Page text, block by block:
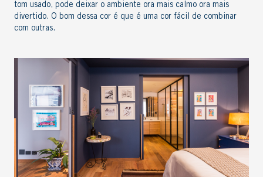
tom usado, pode deixar o ambiente ora mais calmo ora mais
divertido. O bom dessa cor é que é uma cor fácil de combinar
com outras.